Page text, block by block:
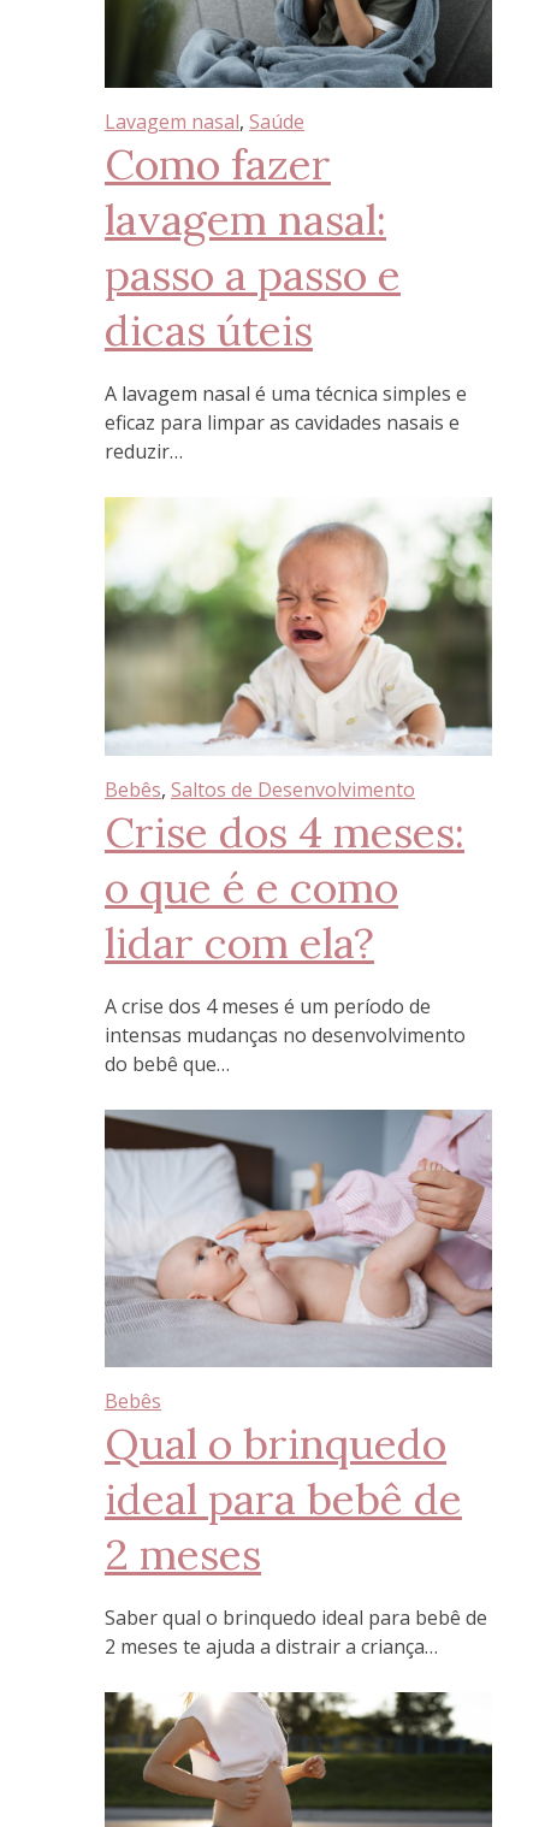
Lavagem nasal, Saúde
Como fazer
lavagem nasal:
passo a passo e
dicas úteis
A lavagem nasal é uma técnica simples e
eficaz para limpar as cavidades nasais e
reduzir…
Bebês, Saltos de Desenvolvimento
Crise dos 4 meses:
o que é e como
lidar com ela?
A crise dos 4 meses é um período de
intensas mudanças no desenvolvimento
do bebê que…
Bebês
Qual o brinquedo
ideal para bebê de
2 meses
Saber qual o brinquedo ideal para bebê de
2 meses te ajuda a distrair a criança…